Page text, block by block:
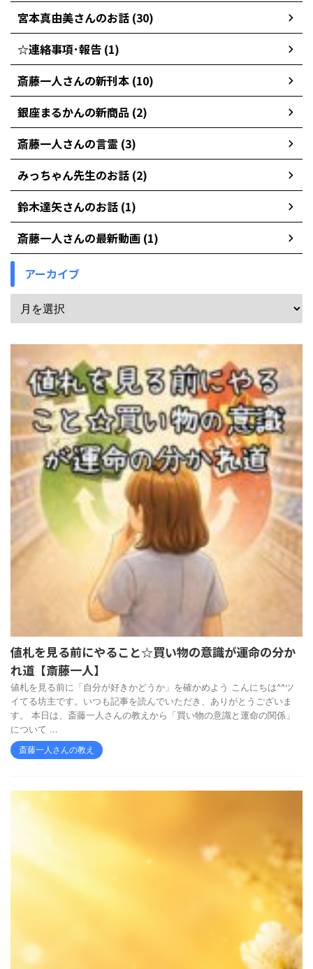
宮本真由美さんのお話 (30)
☆連絡事項･報告 (1)
斎藤一人さんの新刊本 (10)
銀座まるかんの新商品 (2)
斎藤一人さんの言霊 (3)
みっちゃん先生のお話 (2)
鈴木達矢さんのお話 (1)
斎藤一人さんの最新動画 (1)
アーカイブ
値札を見る前にやること☆買い物の意識が運命の分か
れ道【斎藤一人】
値札を見る前に「自分が好きかどうか」を確かめよう こんにちは^^ツ
イてる坊主です。いつも記事を読んでいただき、ありがとうございま
す。 本日は、斎藤一人さんの教えから「買い物の意識と運命の関係」
について ...
斎藤一人さんの教え